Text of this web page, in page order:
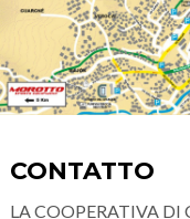
CONTATTO
LA COOPERATIVA DI